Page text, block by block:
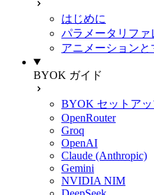
はじめに
パラメータリファ
アニメーションと
BYOK ガイド
BYOK セットアッ
OpenRouter
Groq
OpenAI
Claude (Anthropic)
Gemini
NVIDIA NIM